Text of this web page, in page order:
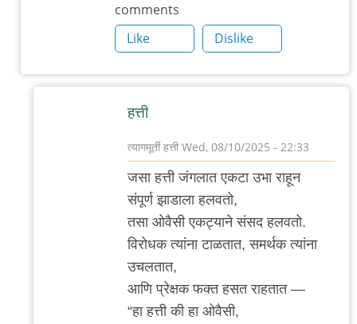
comments
Like
Dislike
हत्ती
त्यागमूर्ती हत्ती Wed, 08/10/2025 - 22:33
reply
च्यायलेंज!
'न'वी
जसा हत्ती जंगलात एकटा उभा राहून
संपूर्ण झाडाला हलवतो,
तसा ओवैसी एकट्याने संसद हलवतो.
विरोधक त्यांना टाळतात, समर्थक त्यांना
उचलतात,
आणि प्रेक्षक फक्त हसत राहतात —
“हा हत्ती की हा ओवैसी,